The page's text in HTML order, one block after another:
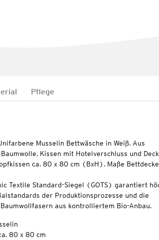
Pflege
Musselin Bettwäsche in Weiß. Aus
Kissen mit Hotelverschluss und
ca. 80 x 80 cm (BxH). Maße Bettdecke
Textile Standard-Siegel (GOTS) garantiert
der Produktionsprozesse und die
aus kontrolliertem Bio-Anbau.
80 x 80 cm